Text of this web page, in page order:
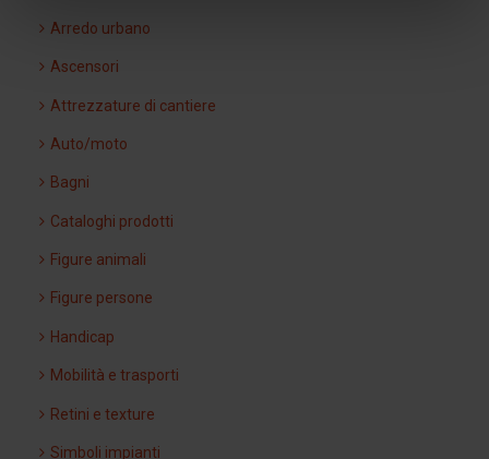
Arredo urbano
Ascensori
Attrezzature di cantiere
Auto/moto
Bagni
Cataloghi prodotti
Figure animali
Figure persone
Handicap
Mobilità e trasporti
Retini e texture
Simboli impianti